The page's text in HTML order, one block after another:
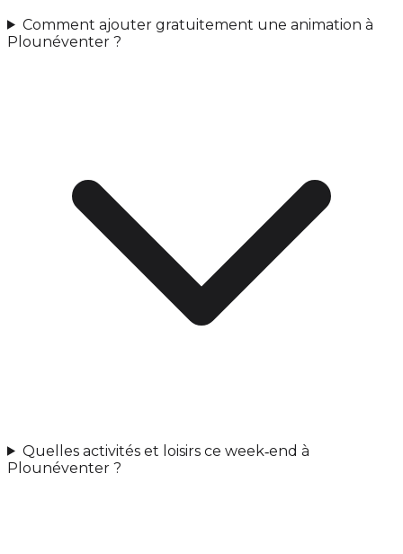
Comment ajouter gratuitement une animation à
Plounéventer ?
Quelles activités et loisirs ce week‑end à
Plounéventer ?